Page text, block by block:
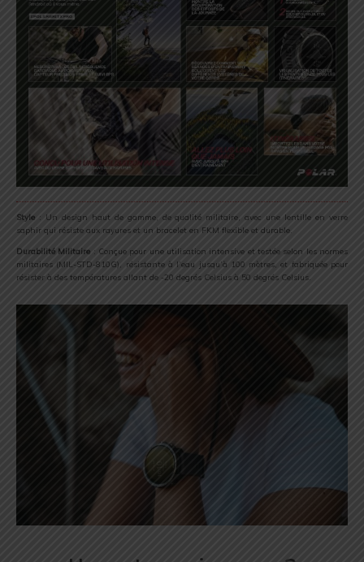
Style : Un design haut de gamme, de qualité militaire, avec une lentille en verre
saphir qui résiste aux rayures et un bracelet en FKM flexible et durable.
Durabilité Militaire : Conçue pour une utilisation intensive et testée selon les normes
militaires (MIL-STD-810G), résistante à l’eau jusqu’à 100 mètres, et fabriquée pour
résister à des températures allant de -20 degrés Celsius à 50 degrés Celsius.